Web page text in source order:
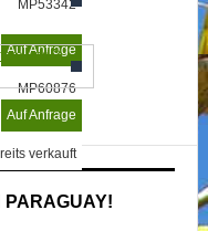
MP53342
Auf Anfrage
MP60876
Auf Anfrage
verkauft
PARAGUAY!